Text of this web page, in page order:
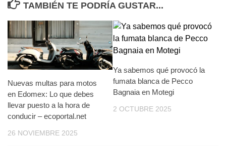
TAMBIÉN TE PODRÍA GUSTAR...
Nuevas multas para motos
en Edomex: Lo que debes
llevar puesto a la hora de
conducir – ecoportal.net
26 NOVIEMBRE 2025
Ya sabemos qué provocó la
fumata blanca de Pecco
Bagnaia en Motegi
2 OCTUBRE 2025